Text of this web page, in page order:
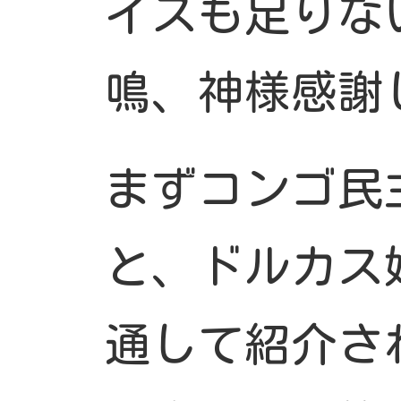
イスも足り
鳴、神様感謝
まずコンゴ
と、ドルカ
通して紹介さ